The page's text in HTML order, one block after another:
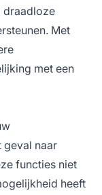
draadloze
Met
met een
geval naar
functies niet
heeft